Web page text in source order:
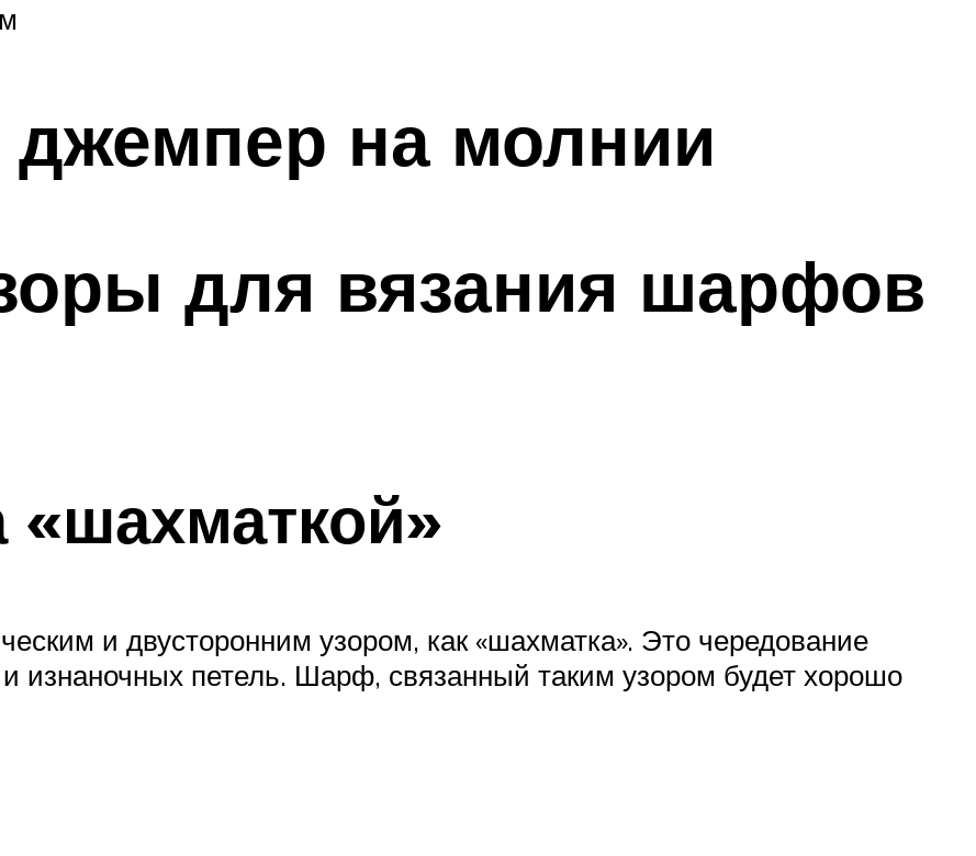
джемпер на молнии
для вязания шарфов
и двусторонним узором, как «шахматка». Это чередование
изнаночных петель. Шарф, связанный таким узором будет хорошо